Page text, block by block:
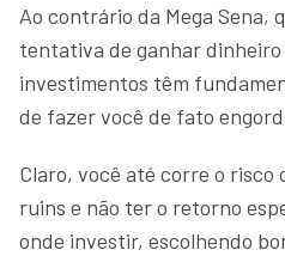
Ao contrário da Mega Sena,
tentativa de ganhar dinheiro
investimentos têm
de fazer você de fato
Claro, você até corre o risco
ruins e não ter o retorno
onde investir, escolhendo